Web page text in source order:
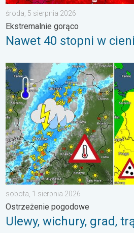
środa, 5 sierpnia 2026
Ekstremalnie gorąco
Nawet 40 stopni w
Ulewy, wichury, grad, trąba
sobota, 1 sierpnia 2026
Ostrzeżenie pogodowe
Ulewy, wichury, grad,